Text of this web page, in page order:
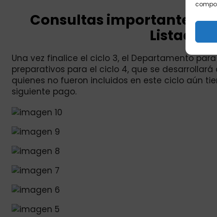
Consultas importantes
Listados
Una vez finalice el ciclo 3, el Departamento
preparativos para el ciclo 4, que se
quienes no fueron incluidos en este ciclo aún
siguiente pago.